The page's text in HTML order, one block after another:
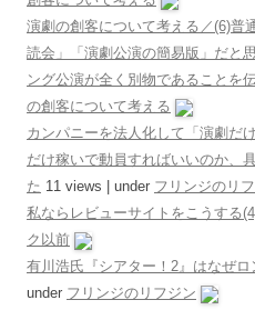
演劇の創客について考える／(6)普
読会」「演劇公演の簡易版」だと
ング公演が全く別物であることを
の創客について考える
カンパニーを法人化して「演劇だ
だけ稼いで動員すればいいのか、
た 11 views under フリンジのリ
私ならレビューサイトをこうする
ク以前
有川浩氏『シアター！2』はなぜ
under フリンジのリフジン